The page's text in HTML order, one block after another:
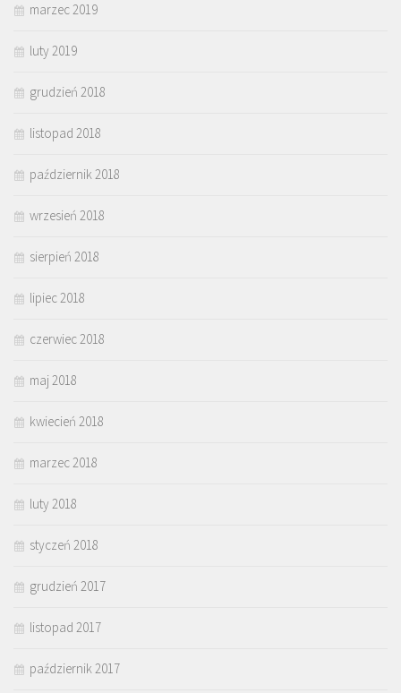
marzec 2019
luty 2019
grudzień 2018
listopad 2018
październik 2018
wrzesień 2018
sierpień 2018
lipiec 2018
czerwiec 2018
maj 2018
kwiecień 2018
marzec 2018
luty 2018
styczeń 2018
grudzień 2017
listopad 2017
październik 2017